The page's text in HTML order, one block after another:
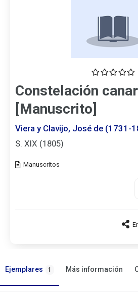
Constelación
[Manuscrito]
Viera y Clavijo, José de (1731-
S. XIX (1805)
Tipo
Ejemplares 1 Más información